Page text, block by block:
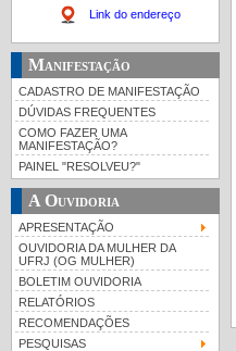
Link do endereço
Manifestação
CADASTRO DE MANIFESTAÇÃO
DÚVIDAS FREQUENTES
COMO FAZER UMA
MANIFESTAÇÃO?
PAINEL "RESOLVEU?"
A Ouvidoria
APRESENTAÇÃO
OUVIDORIA DA MULHER DA
UFRJ (OG MULHER)
BOLETIM OUVIDORIA
RELATÓRIOS
RECOMENDAÇÕES
PESQUISAS